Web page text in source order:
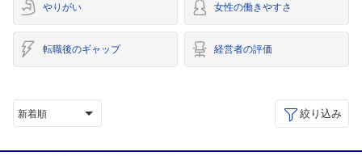
やりがい 女性の働きやすさ
転職後のギャップ 経営者の評価
新着順 絞り込み